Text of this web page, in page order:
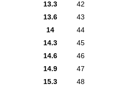
13.3
42
13.6
43
14
44
14.3
45
14.6
46
14.9
47
15.3
48